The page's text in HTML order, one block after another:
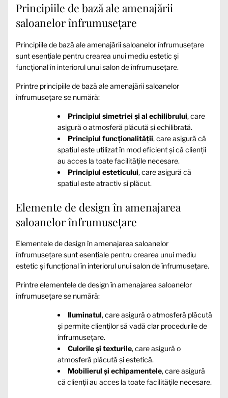
Principiile de bază ale amenajării
saloanelor înfrumusețare
Principiile de bază ale amenajării saloanelor înfrumusețare
sunt esențiale pentru crearea unui mediu estetic și
funcțional în interiorul unui salon de înfrumusețare.
Printre principiile de bază ale amenajării saloanelor
înfrumusețare se numără:
Principiul simetriei și al echilibrului, care
asigură o atmosferă plăcută și echilibrată.
Principiul funcționalității, care asigură că
spațiul este utilizat în mod eficient și că clienții
au acces la toate facilitățile necesare.
Principiul esteticului, care asigură că
spațiul este atractiv și plăcut.
Elemente de design în amenajarea
saloanelor înfrumusețare
Elementele de design în amenajarea saloanelor
înfrumusețare sunt esențiale pentru crearea unui mediu
estetic și funcțional în interiorul unui salon de înfrumusețare.
Printre elementele de design în amenajarea saloanelor
înfrumusețare se numără:
Iluminatul, care asigură o atmosferă plăcută
și permite clienților să vadă clar procedurile de
înfrumusețare.
Culorile și texturile, care asigură o
atmosferă plăcută și estetică.
Mobilierul și echipamentele, care asigură
că clienții au acces la toate facilitățile necesare.